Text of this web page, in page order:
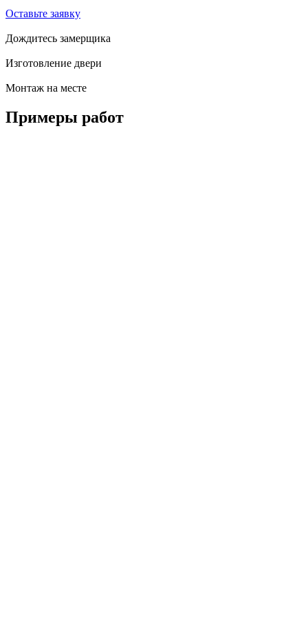
Оставьте заявку
Дождитесь замерщика
Изготовление двери
Монтаж на месте
Примеры работ